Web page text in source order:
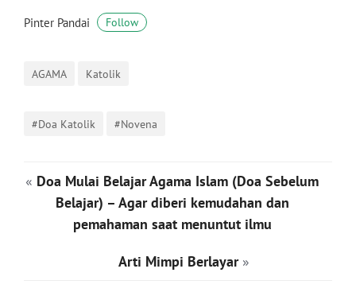
Pinter Pandai Follow
AGAMA Katolik
#Doa Katolik #Novena
« Doa Mulai Belajar Agama Islam (Doa Sebelum
Belajar) – Agar diberi kemudahan dan
pemahaman saat menuntut ilmu
Arti Mimpi Berlayar»